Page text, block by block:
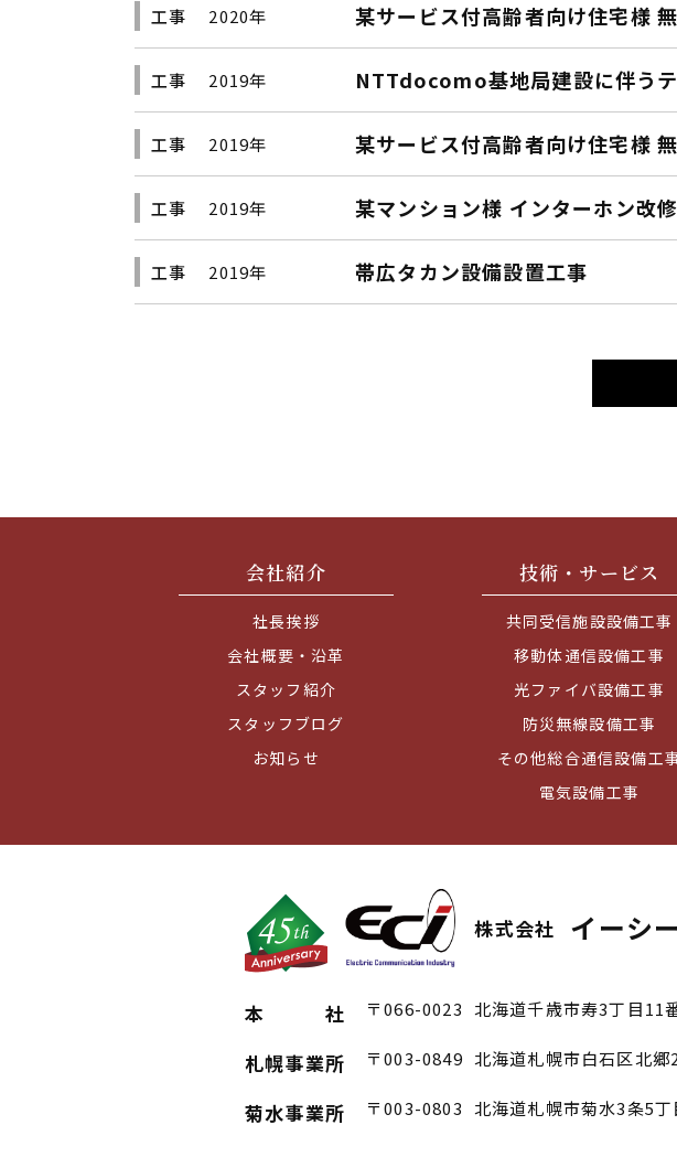
工事 2020年 某サービス付高齢者向け住宅様
工事 2019年 NTTdocomo基地局建設に伴う
工事 2019年 某サービス付高齢者向け住宅様
工事 2019年 某マンション様 インターホン改
工事 2019年 帯広タカン設備設置工事
会社紹介
社長挨拶
会社概要・沿革
スタッフ紹介
スタッフブログ
お知らせ
技術・サービス
共同受信施設設備工事
移動体通信設備工事
光ファイバ設備工事
防災無線設備工事
その他総合通信設備工
電気設備工事
株式会社 イーシ
本 社 〒066-0023 北海道千歳市寿3丁目11
札幌事業所 〒003-0849 北海道札幌市白石区北郷
菊水事業所 〒003-0803 北海道札幌市菊水3条5丁